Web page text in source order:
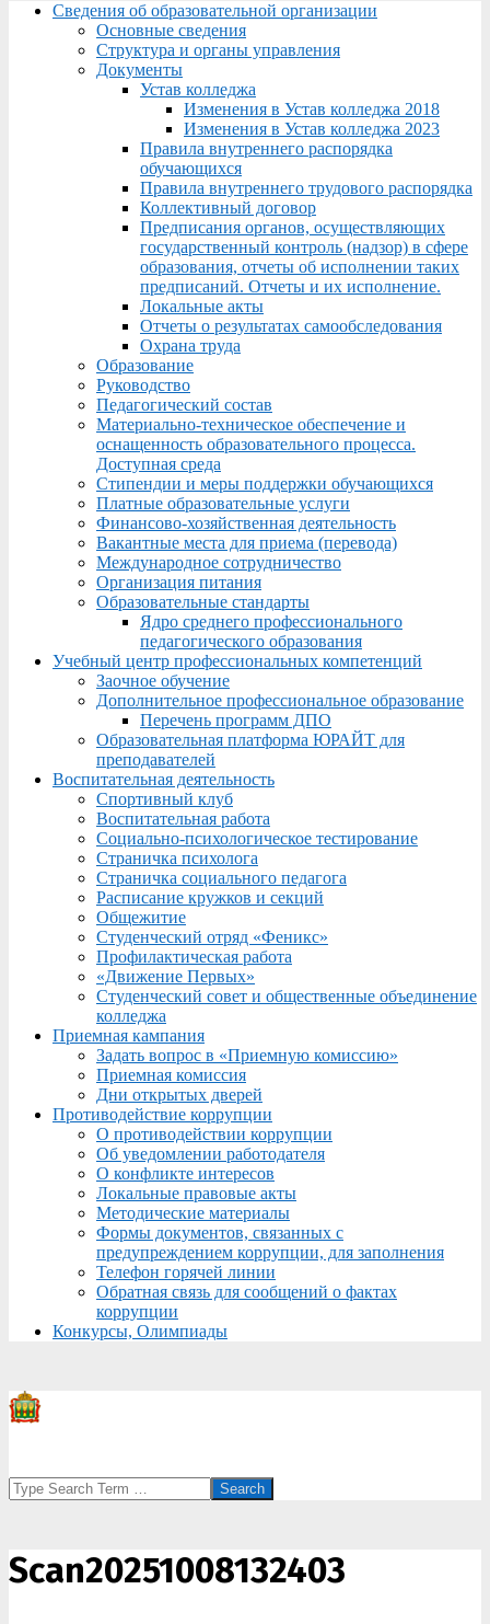
Menu
Сведения об образовательной организации
Основные сведения
Структура и органы управления
Документы
Устав колледжа
Изменения в Устав колледжа 2018
Изменения в Устав колледжа 2023
Правила внутреннего распорядка
обучающихся
Правила внутреннего трудового распорядка
Коллективный договор
Предписания органов, осуществляющих
государственный контроль (надзор) в сфере
образования, отчеты об исполнении таких
предписаний. Отчеты и их исполнение.
Локальные акты
Отчеты о результатах самообследования
Охрана труда
Образование
Руководство
Педагогический состав
Материально-техническое обеспечение и
оснащенность образовательного процесса.
Доступная среда
Стипендии и меры поддержки обучающихся
Платные образовательные услуги
Финансово-хозяйственная деятельность
Вакантные места для приема (перевода)
Международное сотрудничество
Организация питания
Образовательные стандарты
Ядро среднего профессионального
педагогического образования
Учебный центр профессиональных компетенций
Заочное обучение
Дополнительное профессиональное образование
Перечень программ ДПО
Образовательная платформа ЮРАЙТ для
преподавателей
Воспитательная деятельность
Спортивный клуб
Воспитательная работа
Социально-психологическое тестирование
Страничка психолога
Страничка социального педагога
Расписание кружков и секций
Общежитие
Студенческий отряд «Феникс»
Профилактическая работа
«Движение Первых»
Студенческий совет и общественные объединение
колледжа
Приемная кампания
Задать вопрос в «Приемную комиссию»
Приемная комиссия
Дни открытых дверей
Противодействие коррупции
О противодействии коррупции
Об уведомлении работодателя
О конфликте интересов
Локальные правовые акты
Методические материалы
Формы документов, связанных с
предупреждением коррупции, для заполнения
Телефон горячей линии
Обратная связь для сообщений о фактах
коррупции
Конкурсы, Олимпиады
Search
Scan20251008132403